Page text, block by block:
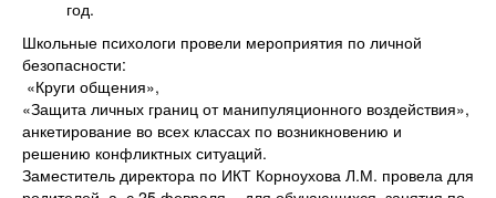
год.
Школьные психологи провели мероприятия по личной
безопасности:
«Круги общения»,
«Защита личных границ от манипуляционного воздействия»,
анкетирование во всех классах по возникновению и
решению конфликтных ситуаций.
Заместитель директора по ИКТ Корноухова Л.М. провела для